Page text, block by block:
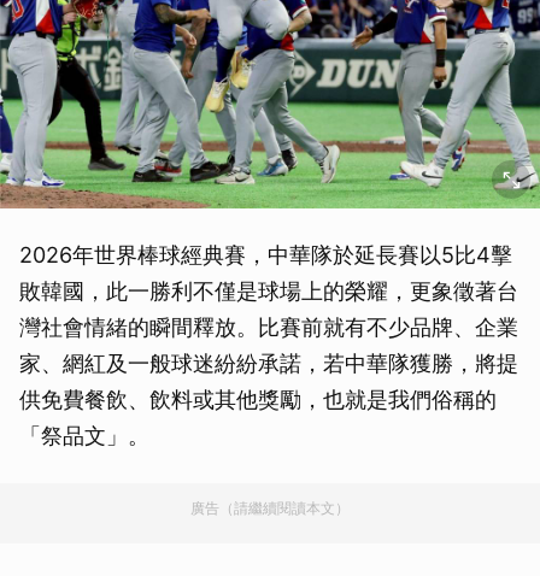
2026年世界棒球經典賽，中華隊於延長賽以5比4擊
敗韓國，此一勝利不僅是球場上的榮耀，更象徵著台
灣社會情緒的瞬間釋放。比賽前就有不少品牌、企業
家、網紅及一般球迷紛紛承諾，若中華隊獲勝，將提
供免費餐飲、飲料或其他獎勵，也就是我們俗稱的
「祭品文」。
廣告（請繼續閱讀本文）